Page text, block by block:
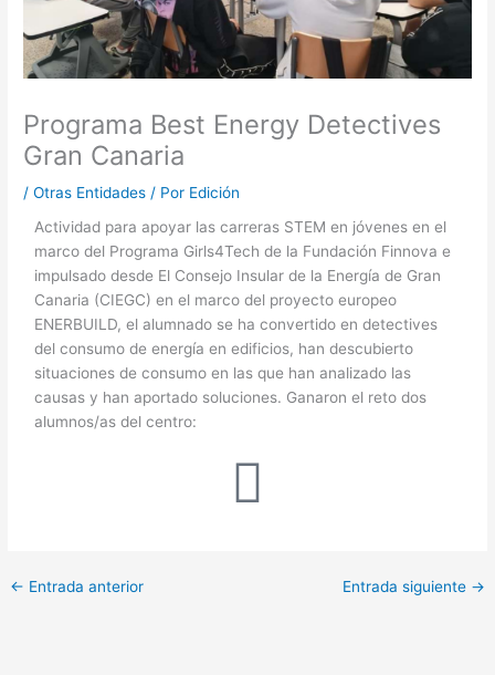
Programa Best Energy Detectives
Gran Canaria
/Otras Entidades / Por Edición
Actividad para apoyar las carreras STEM en jóvenes en el
marco del Programa Girls4Tech de la Fundación Finnova e
impulsado desde El Consejo Insular de la Energía de Gran
Canaria (CIEGC) en el marco del proyecto europeo
ENERBUILD, el alumnado se ha convertido en detectives
del consumo de energía en edificios, han descubierto
situaciones de consumo en las que han analizado las
causas y han aportado soluciones. Ganaron el reto dos
alumnos/as del centro:
← Entrada anterior Entrada siguiente →